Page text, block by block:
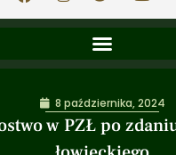
w PZŁ po
8 października, 2024